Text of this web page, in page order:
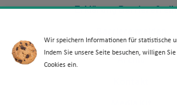
Erklärung
Footer Menü 2 (WdKA 26)
Archiv
Wir speichern Informationen für statistische
Indem Sie unsere Seite besuchen, willigen
Cookies ein.